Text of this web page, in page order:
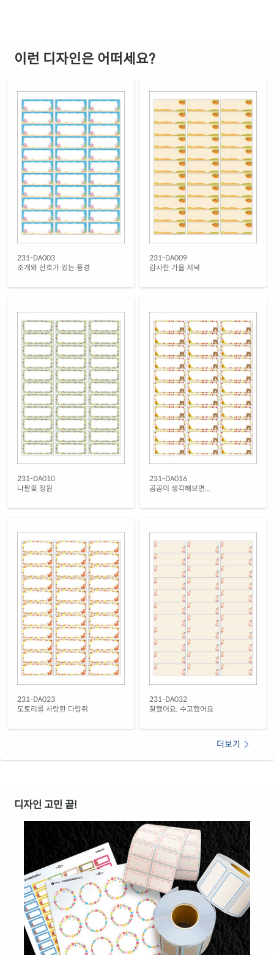
CJ231LU-DV083
잉크젯 전용
흰색 광택 레이저
CL231LG-DV083레이저 전용
재질 설명
흰색 광택 시치미 레이저
RV231LG-DV083레이저 전용
재질 설명
흰색(50μm) 광택 방수 레이저
CL231WP-DV083레이저 전용
재질 설명
흰색 무광 방수 레이저
CL231MP-DV083레이저 전용
재질 설명
흰색 무광 방수 시치미 레이저
RV231MP-DV083
레이저 전용
노란색 방수 레이저
CL231YP-DV083레이저 전용
재질 설명
노란색 무광 방수 레이저
CL231YMP-DV083
레이저 전용
재질 설명
이런 디자인은 어떠세요?
231-DA003
조개와 산호가 있는 풍경
231-DA009
감사한 가을 저녁
231-DA010
나팔꽃 정원
231-DA016
곰곰이 생각해보면...
231-DA023
도토리를 사랑한 다람쥐
231-DA032
잘했어요. 수고했어요
더보기
디자인 고민 끝!